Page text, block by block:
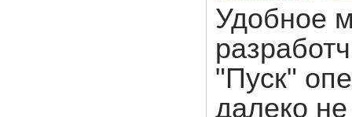
Удобное
"Пуск"
далеко